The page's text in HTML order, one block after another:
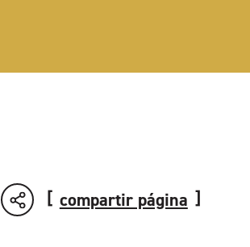
compartir página